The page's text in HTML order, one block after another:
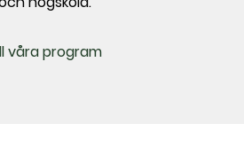
våra program